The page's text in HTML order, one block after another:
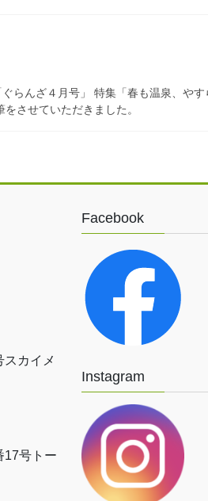
らんざ４月号」 特集「春も温泉、や
させていただきました。
カイメ
17号トー
Facebook
Instagram